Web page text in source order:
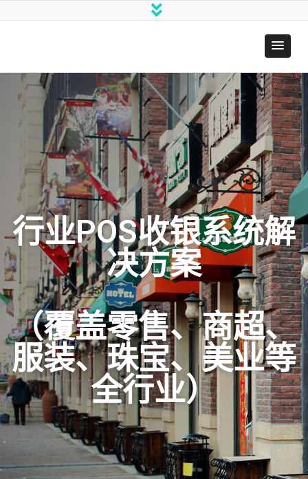
思
零
售
管
统
行业POS收银系统解
决方案
（覆盖零售、商超、
服装、珠宝、美业等
全行业）